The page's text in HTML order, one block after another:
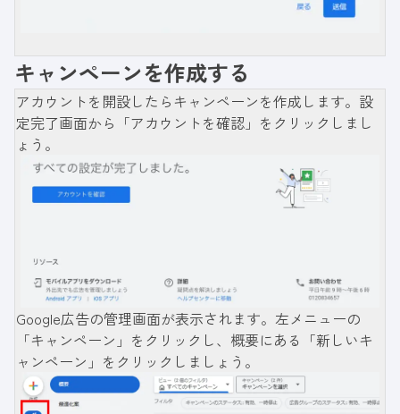
キャンペーンを作成する
アカウントを開設したらキャンペーンを作成します。設
定完了画面から「アカウントを確認」をクリックしまし
ょう。
Google広告の管理画面が表示されます。左メニューの
「キャンペーン」をクリックし、概要にある「新しいキ
ャンペーン」をクリックしましょう。